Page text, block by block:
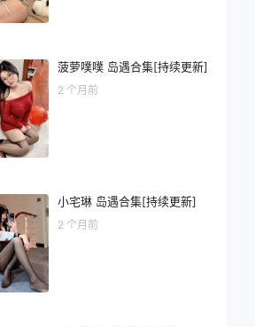
菠萝噗噗 岛遇合集[持续更新]
2 个月前
小宅琳 岛遇合集[持续更新]
2 个月前